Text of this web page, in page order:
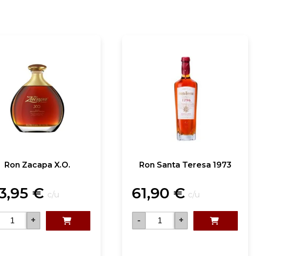
Ron Zacapa X.O.
€ c/u
+
Ron Santa Teresa 1973
61,90 € c/u
- +